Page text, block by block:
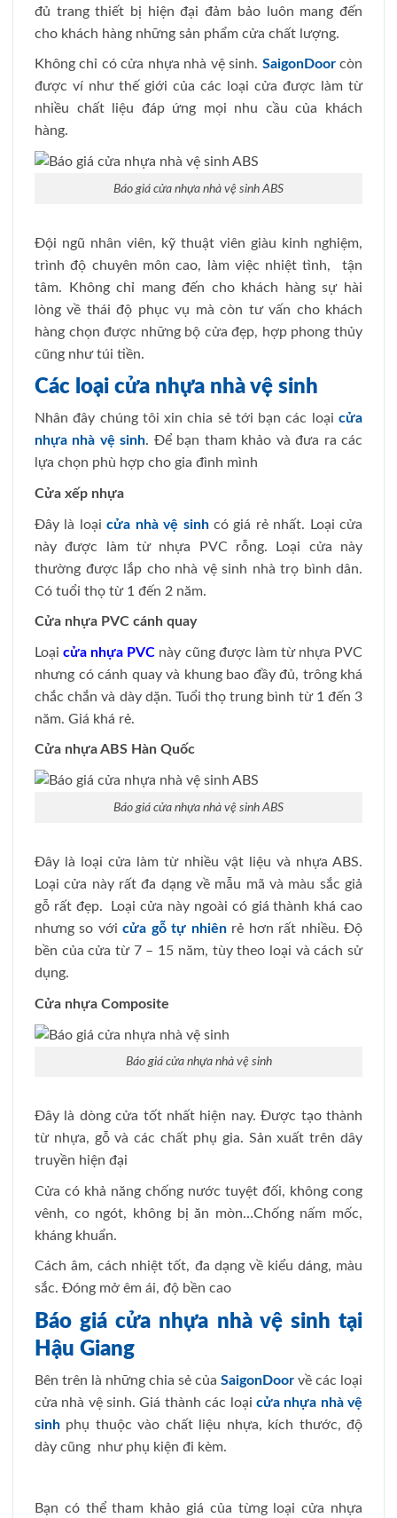
đủ trang thiết bị hiện đại đảm bảo luôn mang đến
cho khách hàng những sản phẩm cửa chất lượng.
Không chỉ có cửa nhựa nhà vệ sinh. SaigonDoorcòn
được ví như thế giới của các loại cửa được làm từ
nhiều chất liệu đáp ứng mọi nhu cầu của khách
hàng.
Báo giá cửa nhựa nhà vệ sinh ABS
Đội ngũ nhân viên, kỹ thuật viên giàu kinh nghiệm,
trình độ chuyên môn cao, làm việc nhiệt tình, tận
tâm. Không chỉ mang đến cho khách hàng sự hài
lòng về thái độ phục vụ mà còn tư vấn cho khách
hàng chọn được những bộ cửa đẹp, hợp phong thủy
cũng như túi tiền.
Các loại cửa nhựa nhà vệ sinh
Nhân đây chúng tôi xin chia sẻ tới bạn các loại cửa
nhựa nhà vệ sinh. Để bạn tham khảo và đưa ra các
lựa chọn phù hợp cho gia đình mình
Cửa xếp nhựa
Đây là loạicửa nhà vệ sinhcó giá rẻ nhất. Loại cửa
này được làm từ nhựa PVC rỗng. Loại cửa này
thường được lắp cho nhà vệ sinh nhà trọ bình dân.
Có tuổi thọ từ 1 đến 2 năm.
Cửa nhựa PVC cánh quay
Loạicửa nhựa PVC này cũng được làm từ nhựa PVC
nhưng có cánh quay và khung bao đầy đủ, trông khá
chắc chắn và dày dặn. Tuổi thọ trung bình từ 1 đến 3
năm. Giá khá rẻ.
Cửa nhựa ABS Hàn Quốc
Báo giá cửa nhựa nhà vệ sinh ABS
Đây là loại cửa làm từ nhiều vật liệu và nhựa ABS.
Loại cửa này rất đa dạng về mẫu mã và màu sắc giả
gỗ rất đẹp. Loại cửa này ngoài có giá thành khá cao
nhưng so vớicửa gỗ tự nhiên rẻ hơn rất nhiều. Độ
bền của cửa từ 7 – 15 năm, tùy theo loại và cách sử
dụng.
Cửa nhựa Composite
Báo giá cửa nhựa nhà vệ sinh
Đây là dòng cửa tốt nhất hiện nay. Được tạo thành
từ nhựa, gỗ và các chất phụ gia. Sản xuất trên dây
truyền hiện đại
Cửa có khả năng chống nước tuyệt đối, không cong
vênh, co ngót, không bị ăn mòn…Chống nấm mốc,
kháng khuẩn.
Cách âm, cách nhiệt tốt, đa dạng về kiểu dáng, màu
sắc. Đóng mở êm ái, độ bền cao
Báo giá cửa nhựa nhà vệ sinh tại
Hậu Giang
Bên trên là những chia sẻ của SaigonDoor về các loại
cửa nhà vệ sinh. Giá thành các loại cửa nhựa nhà vệ
sinh phụ thuộc vào chất liệu nhựa, kích thước, độ
dày cũng như phụ kiện đi kèm.
Bạn có thể tham khảo giá của từng loại cửa nhựa